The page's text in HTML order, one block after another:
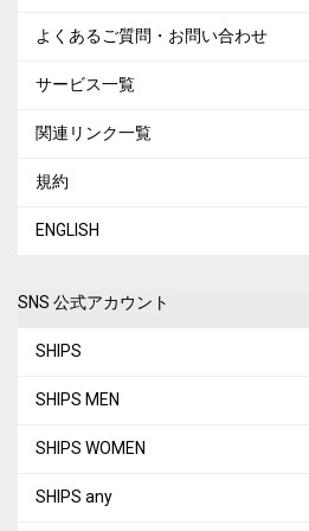
よくあるご質問・お問い合わせ
サービス一覧
関連リンク一覧
規約
ENGLISH
SNS 公式アカウント
SHIPS
SHIPS MEN
SHIPS WOMEN
SHIPS any